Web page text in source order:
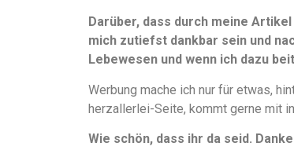
Darüber, dass durch meine
mich zutiefst dankbar sein und
Lebewesen und wenn ich dazu
Werbung mache ich nur für etwas,
herzallerlei-Seite, kommt gerne mit
Wie schön, dass ihr da seid.